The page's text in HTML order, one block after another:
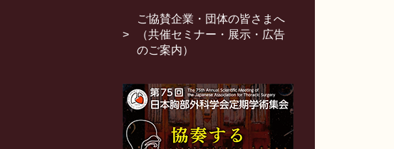
ご協賛企業・団体の皆さまへ
（共催セミナー・展示・広告
のご案内）